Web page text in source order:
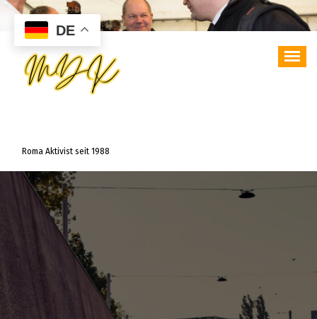
Zum
Inhalt
springen
Roma Aktivist seit 1988
DE